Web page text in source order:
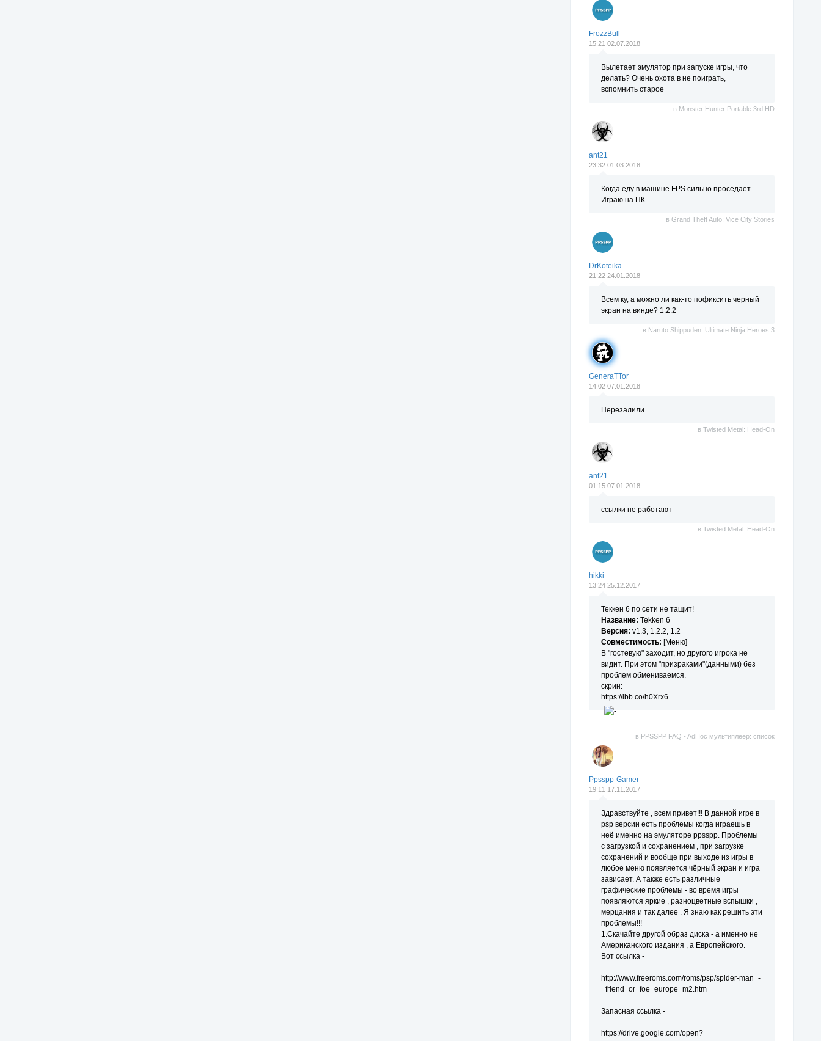
FrozzBull
15:21 02.07.2018
Вылетает эмулятор при запуске игры, что
делать? Очень охота в не поиграть,
вспомнить старое
в Monster Hunter Portable 3rd HD
ant21
23:32 01.03.2018
Когда еду в машине FPS сильно проседает.
Играю на ПК.
вGrand Theft Auto: Vice City Stories
DrKoteika
21:22 24.01.2018
Всем ку, а можно ли как-то пофиксить черный
экран на винде? 1.2.2
в Naruto Shippuden: Ultimate Ninja Heroes 3
GeneraTTor
14:02 07.01.2018
Перезалили
вTwisted Metal: Head-On
ant21
01:15 07.01.2018
ссылки не работают
вTwisted Metal: Head-On
hikki
13:24 25.12.2017
Теккен 6 по сети не тащит!
Название: Tekken 6
Версия: v1.3, 1.2.2, 1.2
Совместимость: [Меню]
В "гостевую" заходит, но другого игрока не
видит. При этом "призраками"(данными) без
проблем обмениваемся.
скрин:
https://ibb.co/h0Xrx6
в PPSSPP FAQ - AdHoc мультиплеер: список
Ppsspp-Gamer
19:11 17.11.2017
Здравствуйте , всем привет!!! В данной игре в
psp версии есть проблемы когда играешь в
неё именно на эмуляторе ppsspp. Проблемы
с загрузкой и сохранением , при загрузке
сохранений и вообще при выходе из игры в
любое меню появляется чёрный экран и игра
зависает. А также есть различные
графические проблемы - во время игры
появляются яркие , разноцветные вспышки ,
мерцания и так далее . Я знаю как решить эти
проблемы!!!
1.Скачайте другой образ диска - а именно не
Американского издания , а Европейского.
Вот ссылка -
http://www.freeroms.com/roms/psp/spider-man_-
_friend_or_foe_europe_m2.htm
Запасная ссылка -
https://drive.google.com/open?